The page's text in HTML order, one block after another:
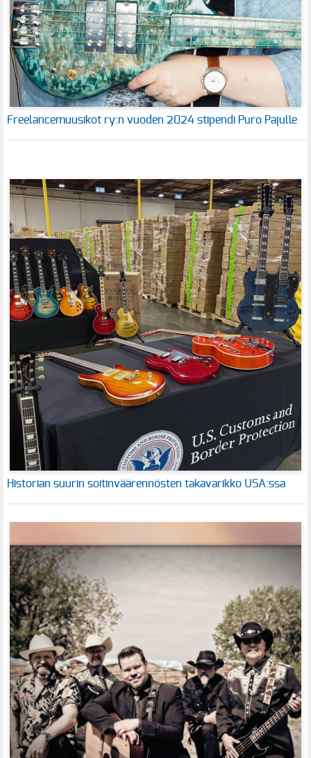
Freelancemuusikot ry:n vuoden 2024 stipendi Puro Pajulle
Historian suurin soitinväärennösten takavarikko USA:ssa